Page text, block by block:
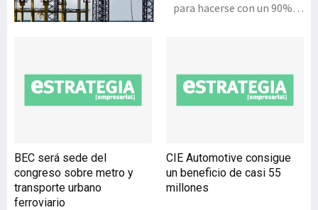
para hacerse con un 90%
eléctricos, y el diseño y
construcción de cuadros
eléctricos. Ingeteam
servicios industriales y
medioambientales, a
través de su 65% en Daorje
BEC será sede del
congreso sobre metro y
transporte urbano
ferroviario
CIE Automotive consigue
un beneficio de casi 55
millones